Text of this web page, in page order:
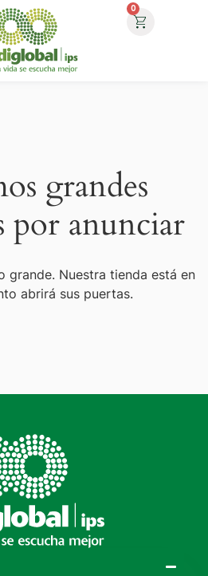
0
grandes
por anunciar
grande. Nuestra tienda está en
abrirá sus puertas.